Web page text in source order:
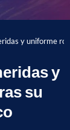
y uniforme
y
su